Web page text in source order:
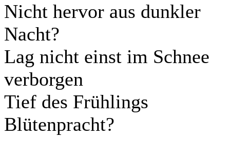
Nicht hervor aus dunkler
Nacht?
Lag nicht einst im Schnee
verborgen
Tief des Frühlings
Blütenpracht?